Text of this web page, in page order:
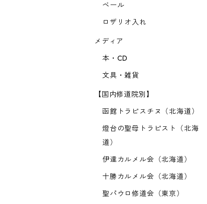
ベール
ロザリオ入れ
メディア
本・CD
文具・雑貨
【国内修道院別】
函館トラピスチヌ（北海道）
燈台の聖母トラピスト（北海
道）
伊達カルメル会（北海道）
十勝カルメル会（北海道）
聖パウロ修道会（東京）